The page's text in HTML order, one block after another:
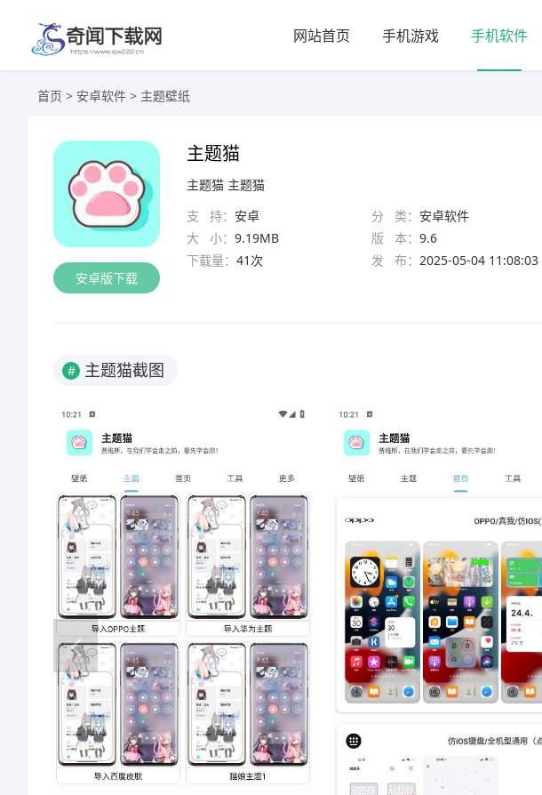
网站首页 手机游戏 手机软件
首页 > 安卓软件 > 主题壁纸
安卓版下载
主题猫
主题猫 主题猫
支 持： 安卓 分 类： 安卓软件
大 小： 9.19MB 版 本： 9.6
下载量： 41次 发 布： 2025-05-04 11:08:03
# 主题猫截图